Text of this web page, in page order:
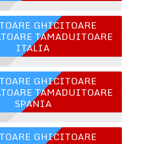
GHICITOARE
TAMADUITOARE
ITALIA
GHICITOARE
TAMADUITOARE
SPANIA
GHICITOARE